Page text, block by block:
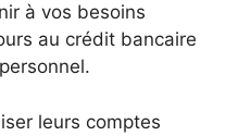
à vos besoins
au crédit bancaire
leurs comptes